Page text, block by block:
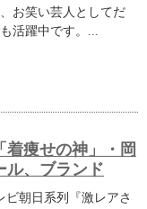
お笑い芸人としてだ
活躍中です。...
着痩せの神」・岡
ル、ブランド
ビ朝日系列『激レアさ